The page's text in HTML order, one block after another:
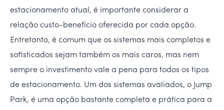
estacionamento atual, é importante considerar a
relação custo-benefício oferecida por cada opção.
Entretanto, é comum que os sistemas mais completos e
sofisticados sejam também os mais caros, mas nem
sempre o investimento vale a pena para todos os tipos
de estacionamento. Um dos sistemas avaliados, o Jump
Park, é uma opção bastante completa e prática para a